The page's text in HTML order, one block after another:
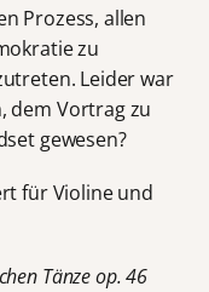
Prozess, allen
zu
Leider war
dem Vortrag zu
gewesen?
für Violine und
Tänze op. 46